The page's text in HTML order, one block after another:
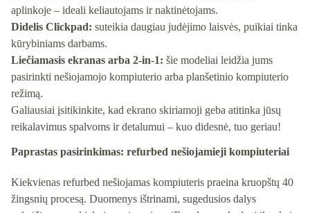
aplinkoje – ideali keliautojams ir naktinėtojams.
Didelis Clickpad: suteikia daugiau judėjimo laisvės, puikiai tinka
kūrybiniams darbams.
Liečiamasis ekranas arba 2-in-1: šie modeliai leidžia jums
pasirinkti nešiojamojo kompiuterio arba planšetinio kompiuterio
režimą.
Galiausiai įsitikinkite, kad ekrano skiriamoji geba atitinka jūsų
reikalavimus spalvoms ir detalumui – kuo didesnė, tuo geriau!
Paprastas pasirinkimas: refurbed nešiojamieji kompiuteriai
Kiekvienas refurbed nešiojamas kompiuteris praeina kruopštų 40
žingsnių procesą. Duomenys ištrinami, sugedusios dalys